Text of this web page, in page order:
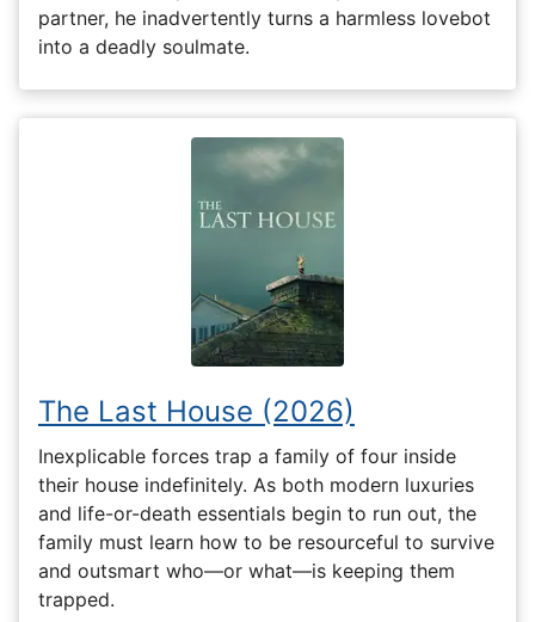
partner, he inadvertently turns a harmless lovebot
into a deadly soulmate.
The Last House (2026)
Inexplicable forces trap a family of four inside
their house indefinitely. As both modern luxuries
and life-or-death essentials begin to run out, the
family must learn how to be resourceful to survive
and outsmart who—or what—is keeping them
trapped.